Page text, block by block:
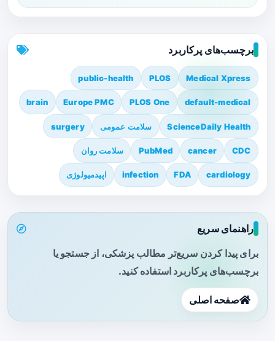
برچسب‌های پرکاربرد
Medical Xpress
PLOS
public-health
default-medical
PLOS One
Europe PMC
brain
ScienceDaily Health سلامت عمومی surgery
CDC
cancer
PubMed سلامت روان
cardiology
FDA
infection اپیدمیولوژی
راهنمای سریع
برای پیدا کردن سریع‌تر مطالب پزشکی، از جستجو یا
برچسب‌های پرکاربرد استفاده کنید.
صفحه اصلی